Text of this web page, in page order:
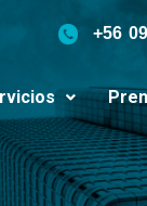
+56